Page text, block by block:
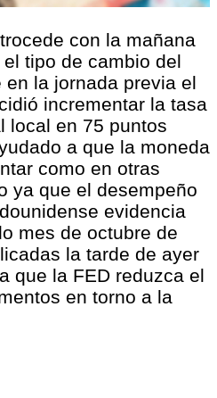
con la mañana
tipo de cambio del
la jornada previa el
incrementar la tasa
local en 75 puntos
a que la moneda
como en otras
ya que el desempeño
evidencia
mes de octubre de
la tarde de ayer
que la FED reduzca el
en torno a la